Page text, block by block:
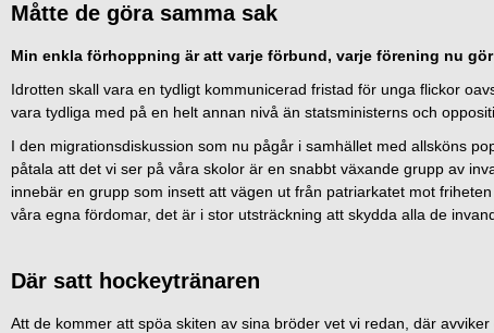
Måtte de göra samma sak
Min enkla förhoppning är att varje förbund, varje förening nu
Idrotten skall vara en tydligt kommunicerad fristad för unga flickor
vara tydliga med på en helt annan nivå än statsministerns och
I den migrationsdiskussion som nu pågår i samhället med allsköns
påtala att det vi ser på våra skolor är en snabbt växande grupp av
innebär en grupp som insett att vägen ut från patriarkatet mot
våra egna fördomar, det är i stor utsträckning att skydda alla de
Där satt hockeytränaren
Att de kommer att spöa skiten av sina bröder vet vi redan, där